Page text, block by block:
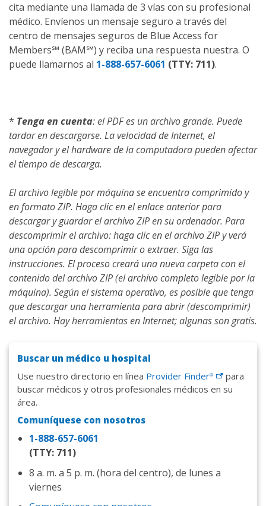
cita mediante una llamada de 3 vías con su profesional
médico. Envíenos un mensaje seguro a través del
centro de mensajes seguros de Blue Access for
Members℠ (BAM℠) y reciba una respuesta nuestra. O
puede llamarnos al 1-888-657-6061 (TTY: 711).
* Tenga en cuenta: el PDF es un archivo grande. Puede
tardar en descargarse. La velocidad de Internet, el
navegador y el hardware de la computadora pueden afectar
el tiempo de descarga.
El archivo legible por máquina se encuentra comprimido y
en formato ZIP. Haga clic en el enlace anterior para
descargar y guardar el archivo ZIP en su ordenador. Para
descomprimir el archivo: haga clic en el archivo ZIP y verá
una opción para descomprimir o extraer. Siga las
instrucciones. El proceso creará una nueva carpeta con el
contenido del archivo ZIP (el archivo completo legible por la
máquina). Según el sistema operativo, es posible que tenga
que descargar una herramienta para abrir (descomprimir)
el archivo. Hay herramientas en Internet; algunas son gratis.
Buscar un médico u hospital
Use nuestro directorio en línea Provider Finder®
para
buscar médicos y otros profesionales médicos en su
área.
Comuníquese con nosotros
1-888-657-6061
(TTY: 711)
8 a. m. a 5 p. m. (hora del centro), de lunes a
viernes